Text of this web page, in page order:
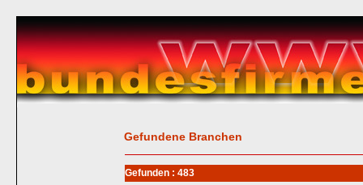
Gefundene Branchen
Gefunden : 483